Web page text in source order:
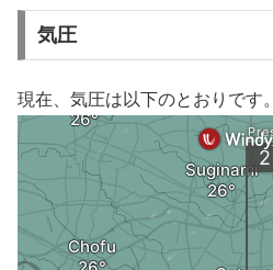
気圧
現在、気圧は以下のとおりです。